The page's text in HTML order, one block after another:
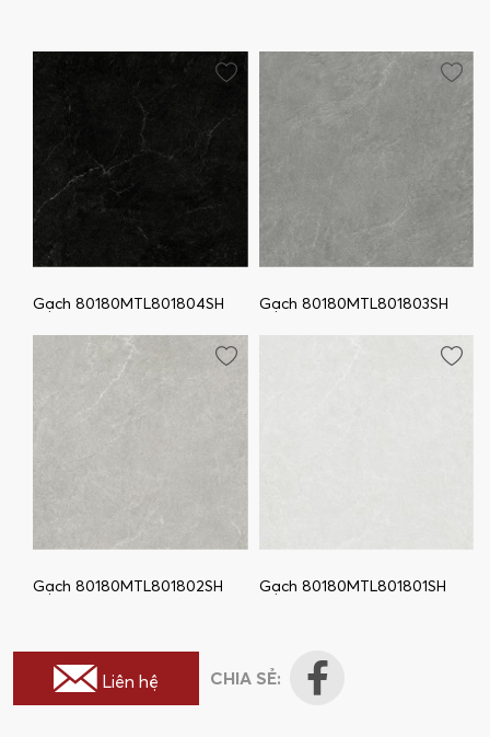
Gạch 80180MTL801804SH Gạch 80180MTL801803SH
Gạch 80180MTL801802SH Gạch 80180MTL801801SH
Liên hệ CHIA SẺ: